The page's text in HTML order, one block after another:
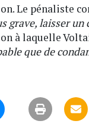
Le pénaliste
grave, laisser
à laquelle
que de